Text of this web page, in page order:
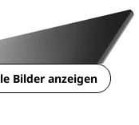
Bilder anzeigen